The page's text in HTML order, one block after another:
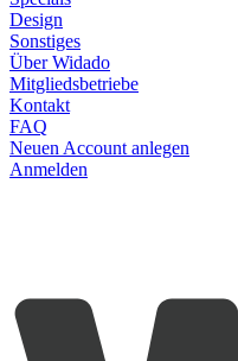
Design
Sonstiges
Über Widado
Mitgliedsbetriebe
Kontakt
FAQ
Neuen Account anlegen
Anmelden